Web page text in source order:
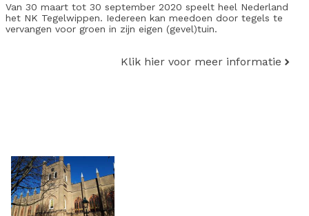
Van 30 maart tot 30 september 2020 speelt heel Nederland
het NK Tegelwippen. Iedereen kan meedoen door tegels te
vervangen voor groen in zijn eigen (gevel)tuin.
Klik hier voor meer informatie